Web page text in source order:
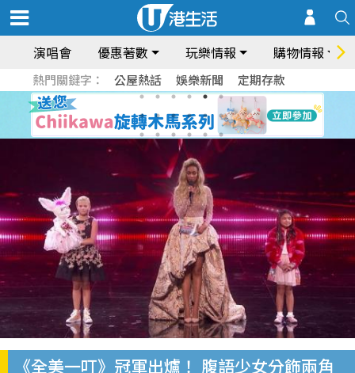
演唱會 優惠著數 玩樂情報 購物情報
熱門關鍵字： 公屋熱話 娛樂新聞 定期存款
《全美一叮》冠軍出爐！ 腹語少女分飾兩角